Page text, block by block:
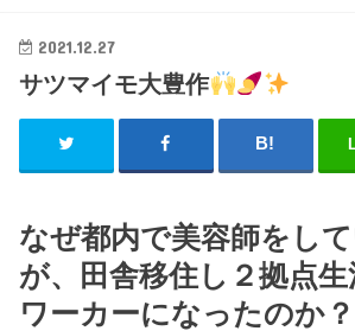
2021.12.27
サツマイモ大豊作
なぜ都内で美容師をし
が、田舎移住し２拠点
ワーカーになったのか？